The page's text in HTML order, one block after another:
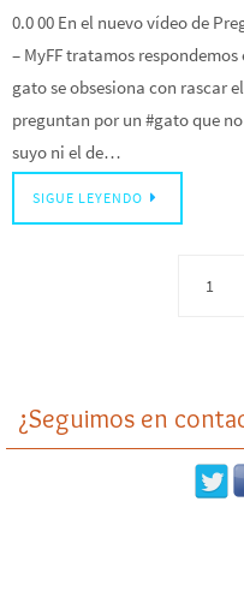
0.0 00 En el nuevo vídeo de
– MyFF tratamos
gato se obsesiona con rascar
preguntan por un #gato que
suyo ni el de…
SIGUE LEYENDO
1
¿Seguimos en